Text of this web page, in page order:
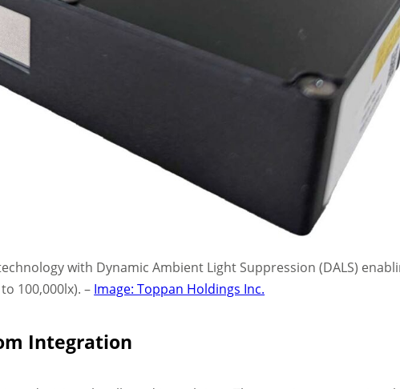
with Dynamic Ambient Light Suppression (DALS)
100,000lx). – Image: Toppan Holdings Inc.
Integration